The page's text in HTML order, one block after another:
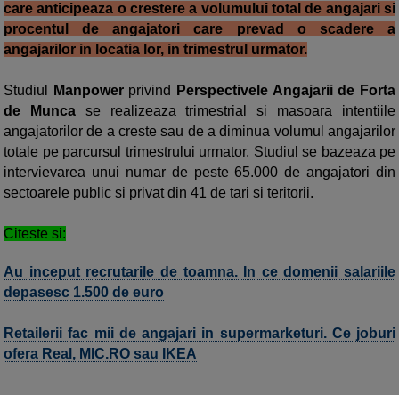
care anticipeaza o crestere a volumului total de angajari si
procentul de angajatori care prevad o scadere a
angajarilor in locatia lor, in trimestrul urmator.
Studiul Manpowerprivind
Perspectivele Angajarii de Forta
de Muncase realizeaza trimestrial si masoara intentiile
angajatorilor de a creste sau de a diminua volumul angajarilor
totale pe parcursul trimestrului urmator. Studiul se bazeaza pe
intervievarea unui numar de peste 65.000 de angajatori din
sectoarele public si privat din 41 de tari si teritorii.
Citeste si:
Au inceput recrutarile de toamna. In ce domenii salariile
depasesc 1.500 de euro
Retailerii fac mii de angajari in supermarketuri. Ce joburi
ofera Real, MIC.RO sau IKEA